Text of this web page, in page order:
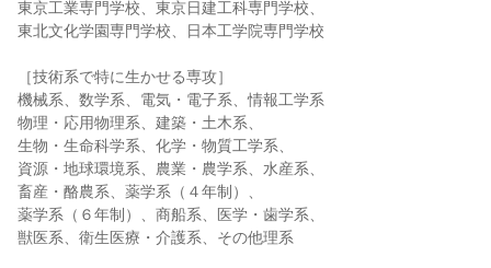
東京工業専門学校、東京日建工科専門学校、
東北文化学園専門学校、日本工学院専門学校
［技術系で特に生かせる専攻］
機械系、数学系、電気・電子系、情報工学系
物理・応用物理系、建築・土木系、
生物・生命科学系、化学・物質工学系、
資源・地球環境系、農業・農学系、水産系、
畜産・酪農系、薬学系（４年制）、
薬学系（６年制）、商船系、医学・歯学系、
獣医系、衛生医療・介護系、その他理系